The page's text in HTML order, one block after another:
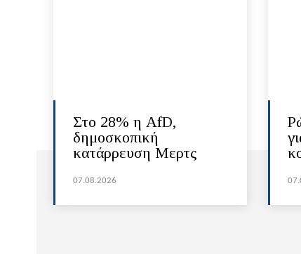
Στο 28% η AfD,
δημοσκοπική
κατάρρευση Μερτς
07.08.2026